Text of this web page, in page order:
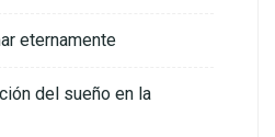
eternamente
del sueño en la